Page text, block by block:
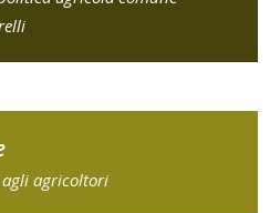
agli agricoltori